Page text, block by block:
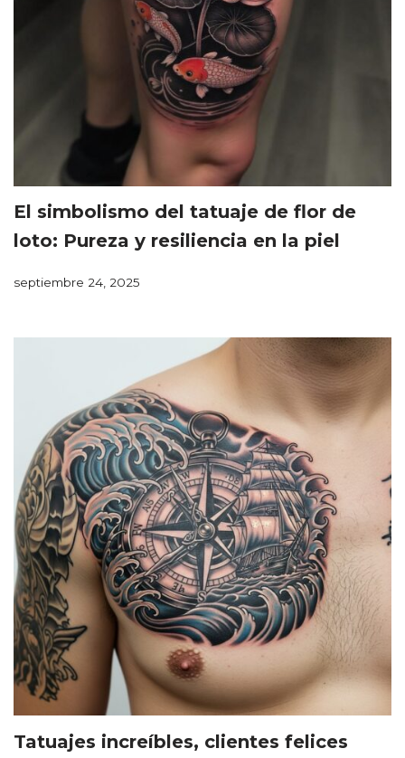
El simbolismo del tatuaje de flor de
loto: Pureza y resiliencia en la piel
septiembre 24, 2025
Tatuajes increíbles, clientes felices